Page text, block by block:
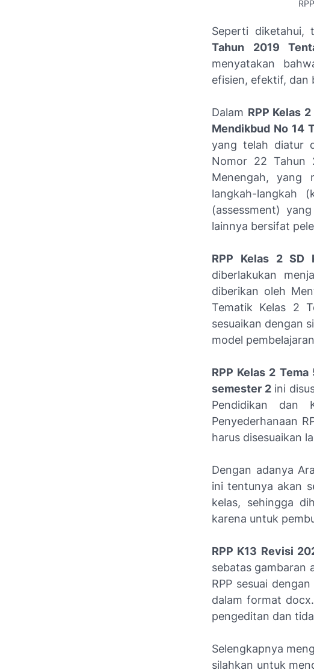
Seperti diketahui,
Tahun 2019
menyatakan
efisien, efektif, dan
Dalam RPP Kelas
Mendikbud No 14
yang telah diatur
Nomor 22 Tahun
Menengah, yang
langkah-langkah
(assessment)
lainnya bersifat
RPP Kelas 2 SD
diberlakukan
diberikan oleh
Tematik Kelas 2
sesuaikan dengan
model
RPP Kelas 2
semester 2ini
Pendidikan dan
Penyederhanaan
harus disesuaikan
Dengan adanya
ini tentunya akan
kelas, sehingga
karena untuk
RPP K13 Revisi
sebatas gambaran
RPP sesuai
dalam format
pengeditan dan
Selengkapnya
silahkan untuk